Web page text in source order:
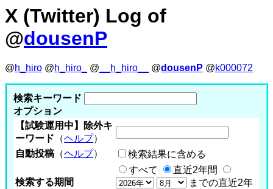
X (Twitter) Log of
@dousenP
@h_hiro @h_hiro_ @ __h_hiro__ @dousenP @k000072
検索キーワード
オプション
【試験運用中】除外キ
ーワード （ヘルプ）
自動投稿 （ヘルプ） 検索結果に含める
検索する期間
すべて
直近2年間
までの直近2年